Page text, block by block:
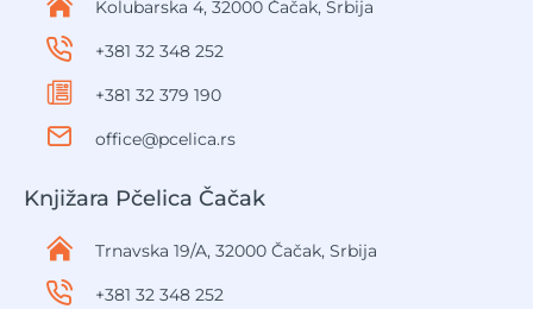
Kolubarska 4, 32000 Čačak, Srbija
+381 32 348 252
+381 32 379 190
office@pcelica.rs
Knjižara Pčelica Čačak
Trnavska 19/A, 32000 Čačak, Srbija
+381 32 348 252